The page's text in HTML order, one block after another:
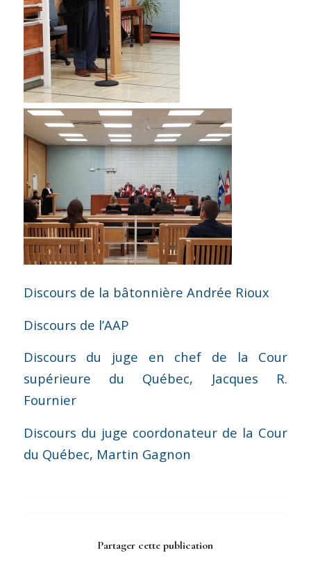
Discours de la bâtonnière Andrée Rioux
Discours de l’AAP
Discours du juge en chef de la Cour
supérieure du Québec, Jacques R.
Fournier
Discours du juge coordonateur de la Cour
du Québec, Martin Gagnon
Partager cette publication